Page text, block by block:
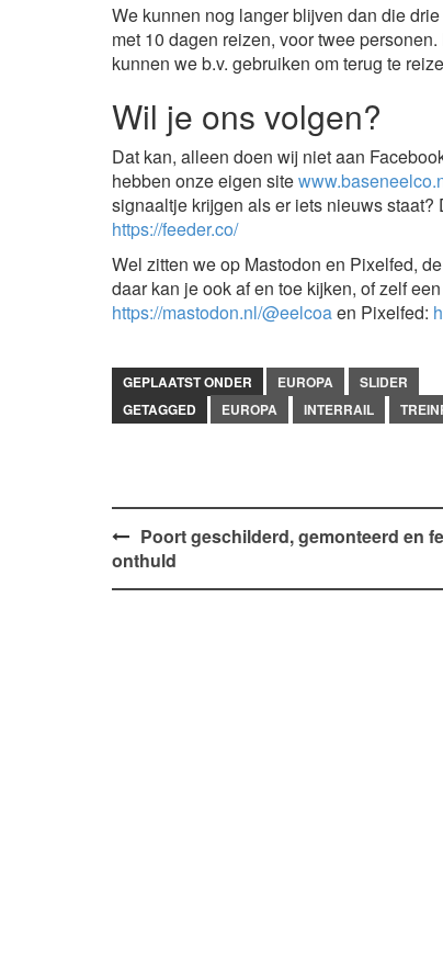
We kunnen nog langer blijven dan die
met 10 dagen reizen, voor twee
kunnen we b.v. gebruiken om terug te
Wil je ons volgen?
Dat kan, alleen doen wij niet aan
hebben onze eigen site
signaaltje krijgen als er iets nieuws
https://feeder.co/
Wel zitten we op Mastodon en Pixelfed,
daar kan je ook af en toe kijken, of zelf
https://mastodon.nl/@eelcoaen Pixelfed:
GEPLAATST ONDER EUROPA
SLIDER
GETAGGED
EUROPA INTERRAIL
Bericht
navigatie
Poort geschilderd, gemonteerd en
onthuld